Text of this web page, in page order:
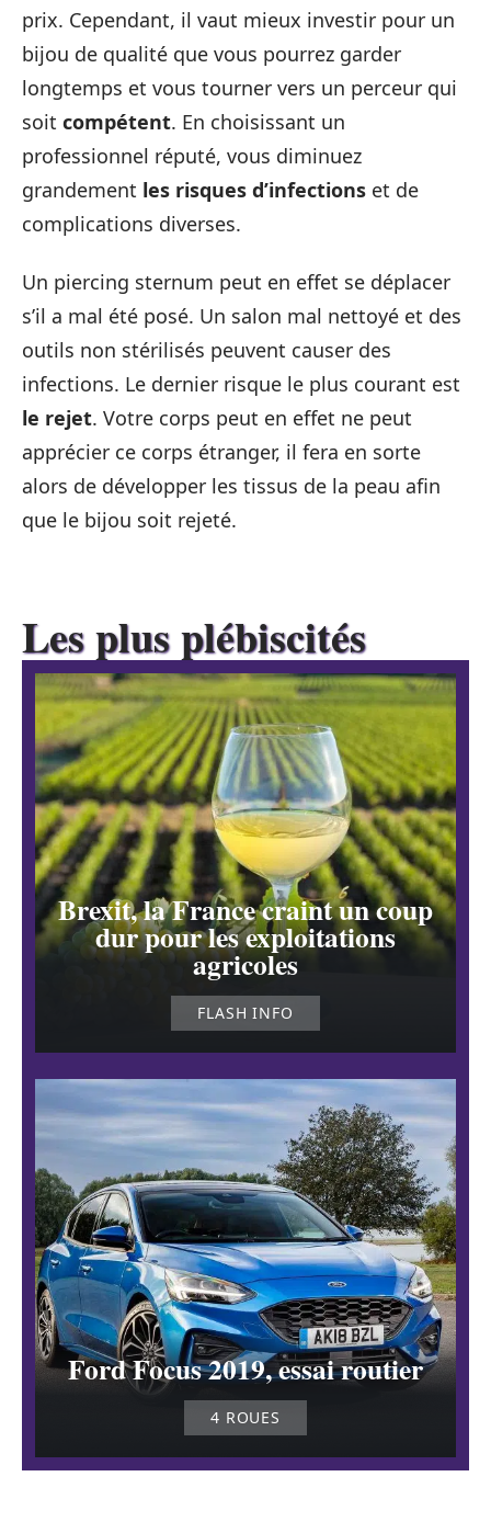
prix. Cependant, il vaut mieux investir pour un
bijou de qualité que vous pourrez garder
longtemps et vous tourner vers un perceur qui
soit compétent. En choisissant un
professionnel réputé, vous diminuez
grandement les risques d’infections et de
complications diverses.
Un piercing sternum peut en effet se déplacer
s’il a mal été posé. Un salon mal nettoyé et des
outils non stérilisés peuvent causer des
infections. Le dernier risque le plus courant est
le rejet. Votre corps peut en effet ne peut
apprécier ce corps étranger, il fera en sorte
alors de développer les tissus de la peau afin
que le bijou soit rejeté.
Les plus plébiscités
Brexit, la France craint un coup
dur pour les exploitations
agricoles
FLASH INFO
Ford Focus 2019, essai routier
4 ROUES